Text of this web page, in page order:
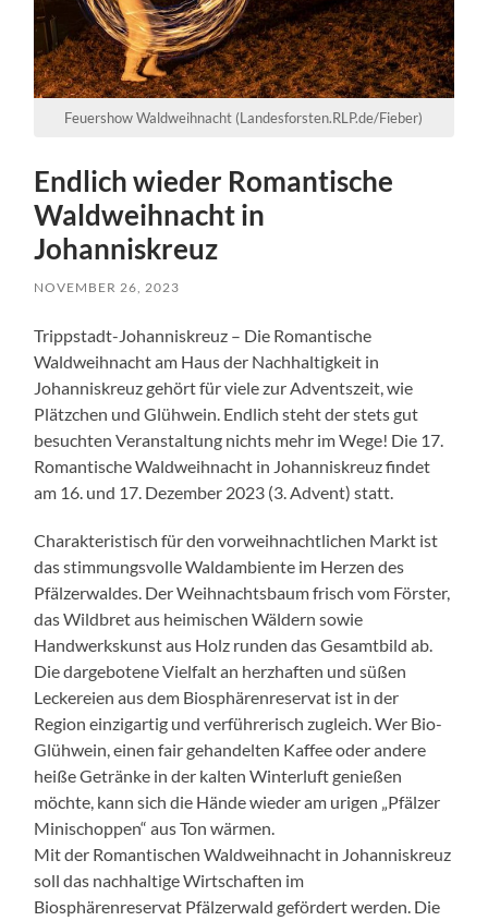
Feuershow Waldweihnacht (Landesforsten.RLP.de/Fieber)
Endlich wieder Romantische
Waldweihnacht in
Johanniskreuz
NOVEMBER 26, 2023
Trippstadt-Johanniskreuz – Die Romantische
Waldweihnacht am Haus der Nachhaltigkeit in
Johanniskreuz gehört für viele zur Adventszeit, wie
Plätzchen und Glühwein. Endlich steht der stets gut
besuchten Veranstaltung nichts mehr im Wege! Die 17.
Romantische Waldweihnacht in Johanniskreuz findet
am 16. und 17. Dezember 2023 (3. Advent) statt.
Charakteristisch für den vorweihnachtlichen Markt ist
das stimmungsvolle Waldambiente im Herzen des
Pfälzerwaldes. Der Weihnachtsbaum frisch vom Förster,
das Wildbret aus heimischen Wäldern sowie
Handwerkskunst aus Holz runden das Gesamtbild ab.
Die dargebotene Vielfalt an herzhaften und süßen
Leckereien aus dem Biosphärenreservat ist in der
Region einzigartig und verführerisch zugleich. Wer Bio-
Glühwein, einen fair gehandelten Kaffee oder andere
heiße Getränke in der kalten Winterluft genießen
möchte, kann sich die Hände wieder am urigen „Pfälzer
Minischoppen“ aus Ton wärmen.
Mit der Romantischen Waldweihnacht in Johanniskreuz
soll das nachhaltige Wirtschaften im
Biosphärenreservat Pfälzerwald gefördert werden. Die